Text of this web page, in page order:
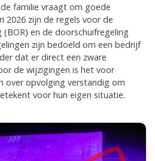
familie vraagt om goede
2026 zijn de regels voor de
en de doorschuifregeling
zijn bedoeld om een bedrijf
dat er direct een zware
de wijzigingen is het voor
over opvolging verstandig om
voor hun eigen situatie.